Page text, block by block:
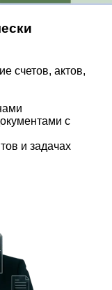
счетов, актов,
с
и задачах